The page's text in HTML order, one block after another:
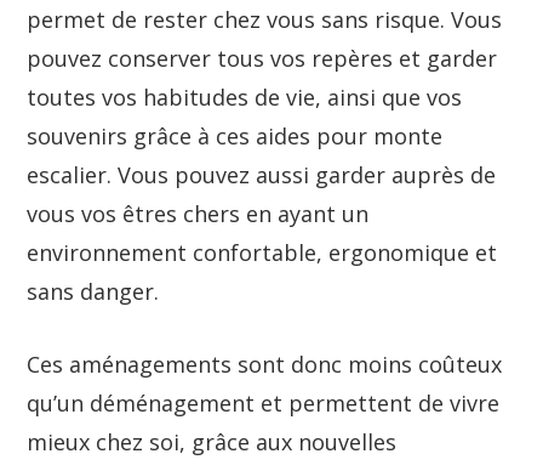
permet de rester chez vous sans risque. Vous
pouvez conserver tous vos repères et garder
toutes vos habitudes de vie, ainsi que vos
souvenirs grâce à ces aides pour monte
escalier. Vous pouvez aussi garder auprès de
vous vos êtres chers en ayant un
environnement confortable, ergonomique et
sans danger.
Ces aménagements sont donc moins coûteux
qu’un déménagement et permettent de vivre
mieux chez soi, grâce aux nouvelles